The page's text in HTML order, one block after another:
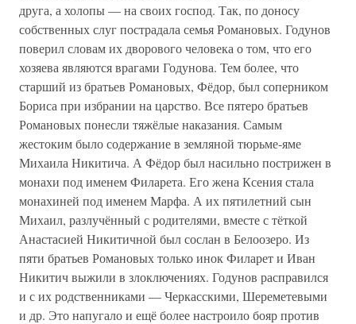
друга, а холопы — на своих господ. Так, по доносу
собственных слуг пострадала семья Романовых. Годунов
поверил словам их дворового человека о том, что его
хозяева являются врагами Годунова. Тем более, что
старший из братьев Романовых, Фёдор, был соперником
Бориса при избрании на царство. Все пятеро братьев
Романовых понесли тяжёлые наказания. Самым
жестоким было содержание в земляной тюрьме-яме
Михаила Никитича. А Фёдор был насильно пострижен в
монахи под именем Филарета. Его жена Ксения стала
монахиней под именем Марфа. А их пятилетний сын
Михаил, разлучённый с родителями, вместе с тёткой
Анастасией Никитичной был сослан в Белоозеро. Из
пяти братьев Романовых только инок Филарет и Иван
Никитич выжили в злоключениях. Годунов расправился
и с их родственниками — Черкасскими, Шереметевыми
и др. Это напугало и ещё более настроило бояр против